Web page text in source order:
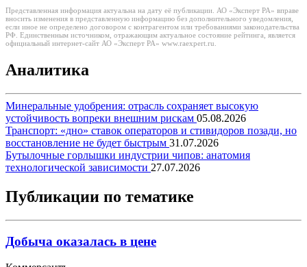
Представленная информация актуальна на дату её публикации. АО «Эксперт РА» вправе
вносить изменения в представленную информацию без дополнительного уведомления,
если иное не определено договором с контрагентом или требованиями законодательства
РФ. Единственным источником, отражающим актуальное состояние рейтинга, является
официальный интернет-сайт АО «Эксперт РА» www.raexpert.ru.
Аналитика
Минеральные удобрения: отрасль сохраняет высокую
устойчивость вопреки внешним рискам 05.08.2026
Транспорт: «дно» ставок операторов и стивидоров позади, но
восстановление не будет быстрым 31.07.2026
Бутылочные горлышки индустрии чипов: анатомия
технологической зависимости 27.07.2026
Публикации по тематике
Добыча оказалась в цене